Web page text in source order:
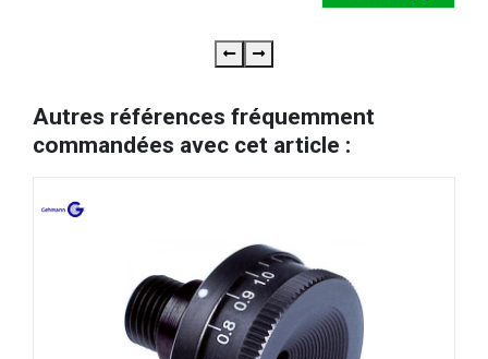
Autres références fréquemment
commandées avec cet article :